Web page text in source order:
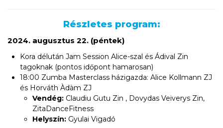
Részletes program:
2024. augusztus 22. (péntek)
Kora délután Jam Session Alice-szal és Ádival Zin
tagoknak (pontos időpont hamarosan)
18:00 Zumba Masterclass házigazda: Alice Kollmann ZJ
és Horváth Àdàm ZJ
Vendég: Claudiu Gutu Zin , Dovydas Veiverys Zin,
ZitaDanceFitness
Helyszín: Gyulai Vigadó